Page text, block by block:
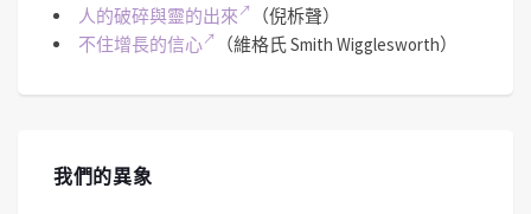
人的破碎與靈的出來
（倪柝聲）
不住增長的信心
（維格氏 Smith Wigglesworth）
我們的異象